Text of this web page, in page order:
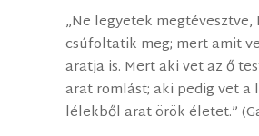
„Ne legyetek megtévesztve,
csúfoltatik meg; mert amit
aratja is. Mert aki vet az ő
arat romlást; aki pedig vet a
lélekből arat örök életet.”